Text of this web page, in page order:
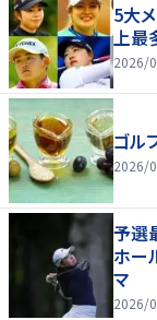
5大
上最
2026/
ゴル
2026/
予選
ホー
マ
2026/